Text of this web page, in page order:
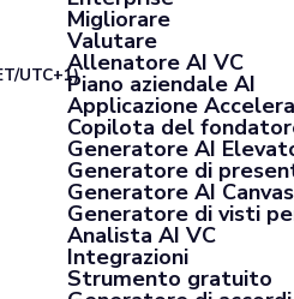
UTC+1)
Migliorare
Valutare
Allenatore AI VC
Piano aziendale AI
Applicazione
Copilota del
Generatore AI
Generatore di
Generatore AI Canvas
Generatore di visti
Analista AI VC
Integrazioni
Strumento gratuito